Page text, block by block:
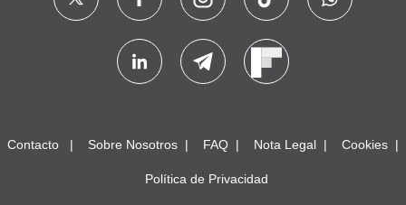
Contacto Sobre Nosotros FAQ Nota Legal Cookies
Política de Privacidad